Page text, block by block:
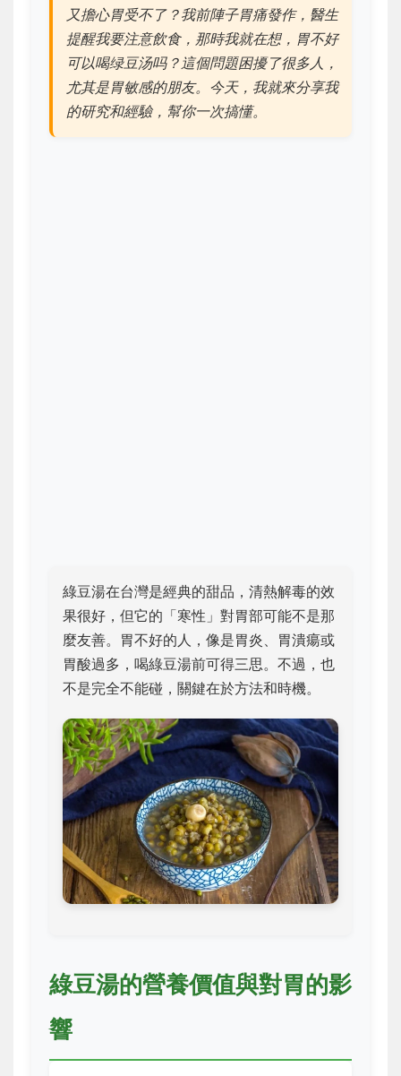
又擔心胃受不了？我前陣子胃痛發作，醫生
提醒我要注意飲食，那時我就在想，胃不好
可以喝绿豆汤吗？這個問題困擾了很多人，
尤其是胃敏感的朋友。今天，我就來分享我
的研究和經驗，幫你一次搞懂。
綠豆湯在台灣是經典的甜品，清熱解毒的效
果很好，但它的「寒性」對胃部可能不是那
麼友善。胃不好的人，像是胃炎、胃潰瘍或
胃酸過多，喝綠豆湯前可得三思。不過，也
不是完全不能碰，關鍵在於方法和時機。
綠豆湯的營養價值與對胃的影
響